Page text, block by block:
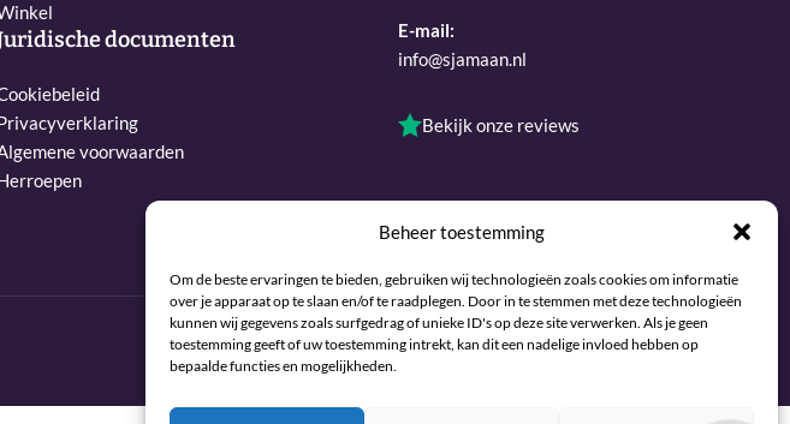
Beheer toestemming
Om de beste ervaringen te bieden, gebruiken wij technologieën zoals cookies om informatie
over je apparaat op te slaan en/of te raadplegen. Door in te stemmen met deze technologieën
kunnen wij gegevens zoals surfgedrag of unieke ID's op deze site verwerken. Als je geen
toestemming geeft of uw toestemming intrekt, kan dit een nadelige invloed hebben op
bepaalde functies en mogelijkheden.
documenten
voorwaarden
E-mail:
info@sjamaan.nl
Bekijk onze reviews
Maintained and developed with joy by The Werks